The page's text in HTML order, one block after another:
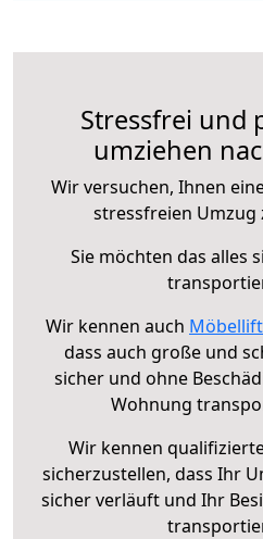
Stressfrei und
umziehen
Wir versuchen, Ihnen
stressfreien Umzug
Sie möchten das alles
Wir kennen auch
dass auch große und
sicher und ohne
Wohnung
Wir kennen
sicherzustellen, dass Ihr
sicher verläuft und Ihr